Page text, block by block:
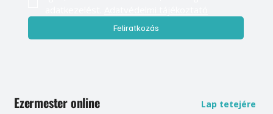
Feliratkozás
Ezermester online Lap tetejére